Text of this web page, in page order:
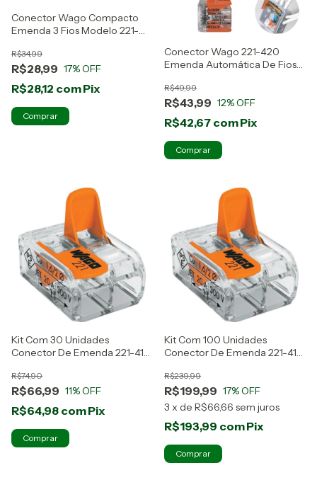
Conector Wago Compacto
Emenda 3 Fios Modelo 221-
R$28,99
R$34,99
17% OFF
R$28,12 comPix
Conector Wago 221-420
Emenda Automática De Fios
R$43,99
R$49,99
12% OFF
R$42,67 comPix
Kit Com 30 Unidades
Conector De Emenda 221-412
R$66,99
R$74,90
11% OFF
R$64,98 comPix
Kit Com 100 Unidades
Conector De Emenda 221-412
R$199,99
R$239,99
17% OFF
3 x de R$66,66 sem juros
R$193,99 comPix